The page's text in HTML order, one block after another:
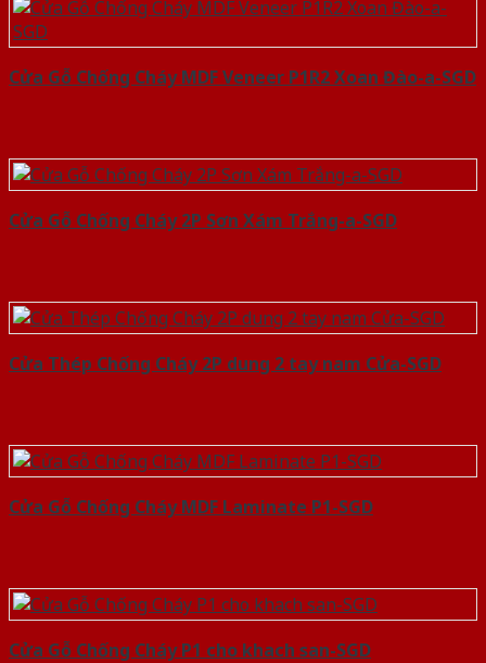
Cửa Gỗ Chống Cháy MDF Veneer P1R2 Xoan Đào-a-SGD
Cửa Gỗ Chống Cháy 2P Sơn Xám Trắng-a-SGD
Cửa Thép Chống Cháy 2P dung 2 tay nam Cửa-SGD
Cửa Gỗ Chống Cháy MDF Laminate P1-SGD
Cửa Gỗ Chống Cháy P1 cho khach san-SGD